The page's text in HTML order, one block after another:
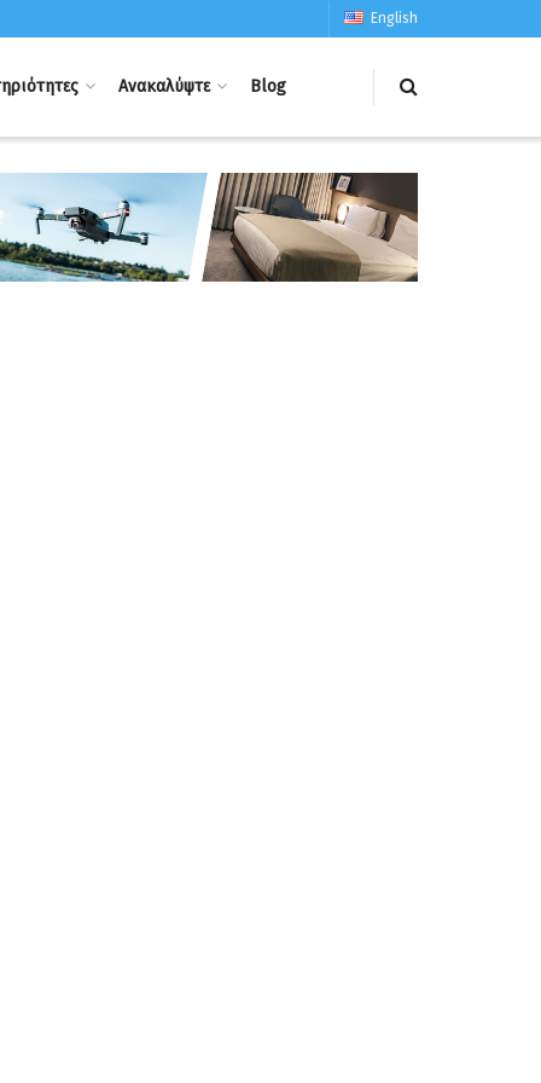
English
Ανακαλύψτε Blog